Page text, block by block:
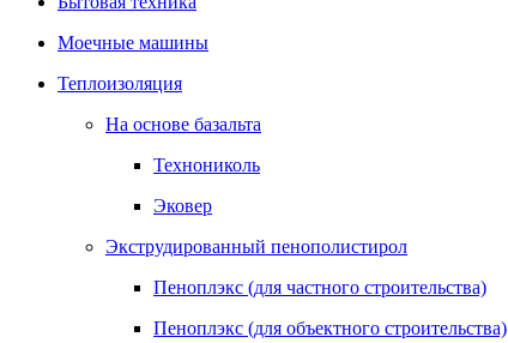
Моечные машины
Теплоизоляция
На основе базальта
Технониколь
Эковер
Экструдированный пенополистирол
Пеноплэкс (для частного строительства)
Пеноплэкс (для объектного строительства)